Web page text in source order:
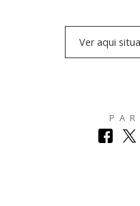
Ver aqui